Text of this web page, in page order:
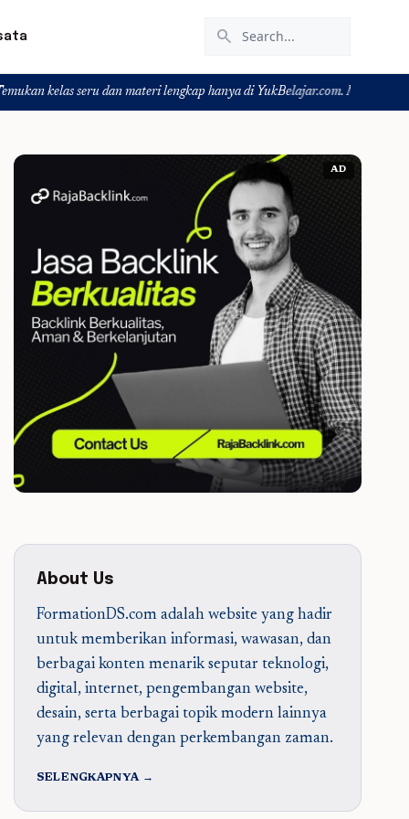
search
dan materi lengkap hanya di YukBelajar.com. Mulai langkah suksesmu
AD
About Us
FormationDS.com adalah website yang hadir
untuk memberikan informasi, wawasan, dan
berbagai konten menarik seputar teknologi,
digital, internet, pengembangan website,
desain, serta berbagai topik modern lainnya
yang relevan dengan perkembangan zaman.
SELENGKAPNYA →